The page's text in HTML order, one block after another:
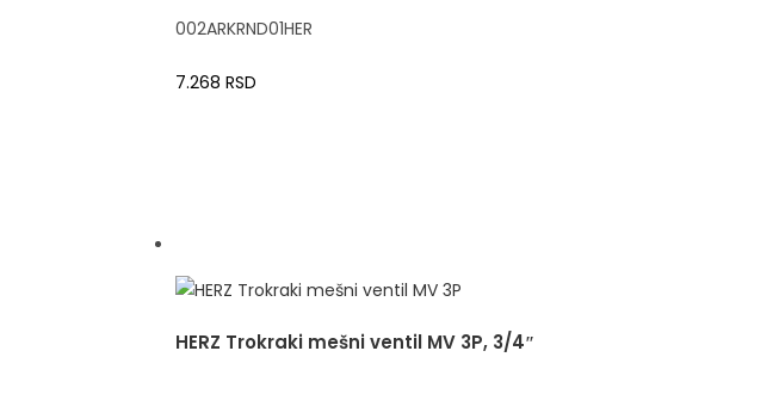
002ARKRND01HER
7.268 RSD
HERZ Trokraki mešni ventil MV 3P, 3/4″